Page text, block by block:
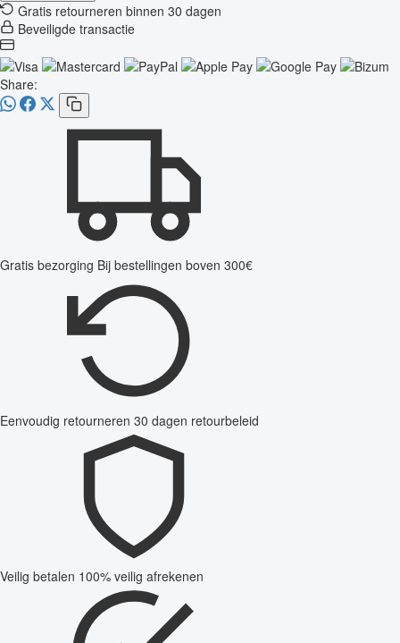
Gratis retourneren binnen 30 dagen
Beveiligde transactie
Share:
Gratis bezorging Bij bestellingen boven 300€
Eenvoudig retourneren 30 dagen retourbeleid
Veilig betalen 100% veilig afrekenen